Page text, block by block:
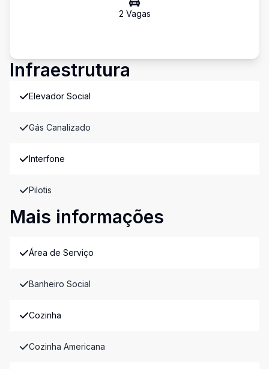
2 Vagas
Infraestrutura
Elevador Social
Gás Canalizado
Interfone
Pilotis
Mais informações
Área de Serviço
Banheiro Social
Cozinha
Cozinha Americana